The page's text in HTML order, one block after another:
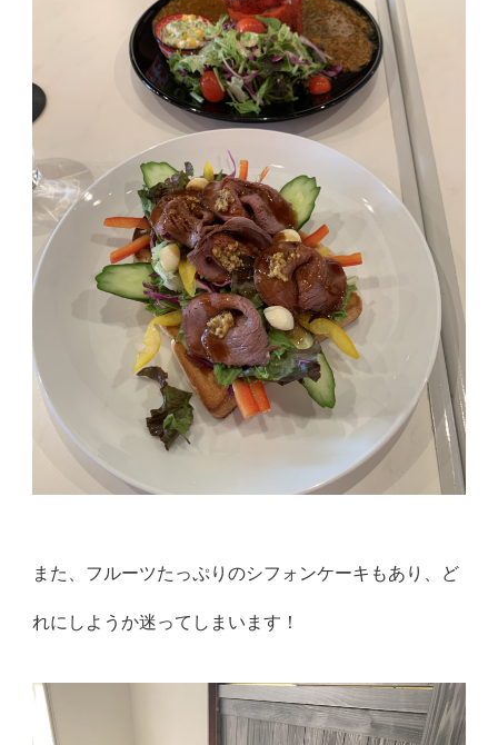
また、フルーツたっぷりのシフォンケーキもあり、ど
れにしようか迷ってしまいます！